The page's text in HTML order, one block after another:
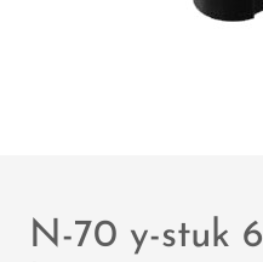
N-70 y-stuk